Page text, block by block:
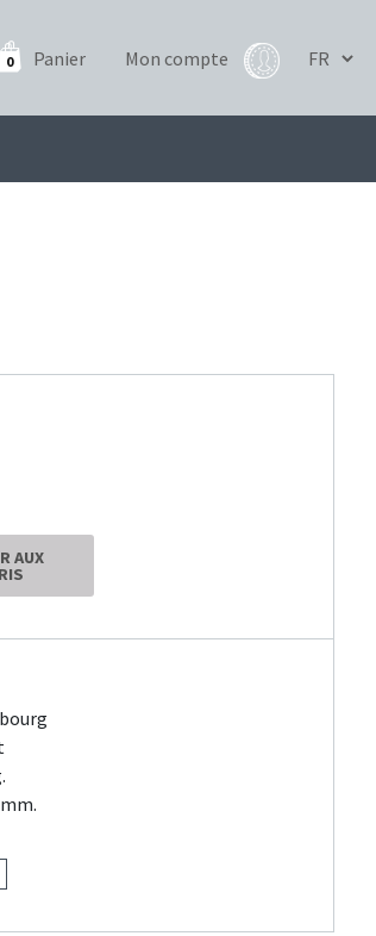
0 Panier Mon compte
AUX